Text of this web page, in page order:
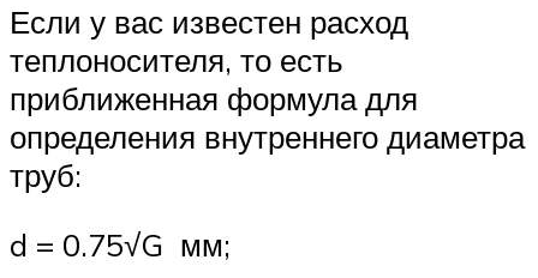
Если у вас известен расход
теплоносителя, то есть
приближенная формула для
определения внутреннего диаметра
труб:
d = 0.75√G мм;